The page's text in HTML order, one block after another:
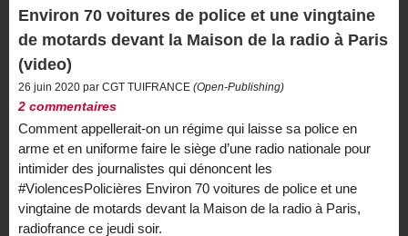
Environ 70 voitures de police et une vingtaine
de motards devant la Maison de la radio à Paris
(video)
26 juin 2020 par CGT TUIFRANCE (Open-Publishing)
2 commentaires
Comment appellerait-on un régime qui laisse sa police en
arme et en uniforme faire le siège d’une radio nationale pour
intimider des journalistes qui dénoncent les
#ViolencesPolicières Environ 70 voitures de police et une
vingtaine de motards devant la Maison de la radio à Paris,
radiofrance ce jeudi soir.